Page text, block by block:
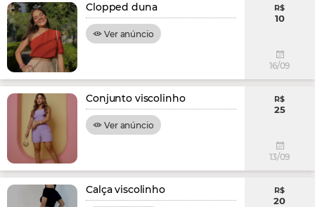
Clopped duna
Ver anúncio
R$
10
16/09
Conjunto viscolinho
Ver anúncio
R$
25
13/09
Calça viscolinho R$
20